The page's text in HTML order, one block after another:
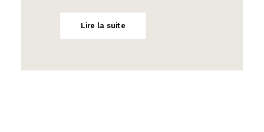
Lire la suite